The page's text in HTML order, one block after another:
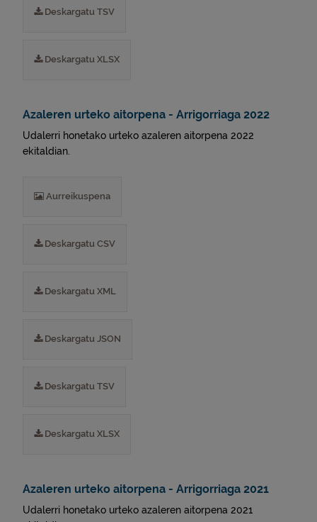
Deskargatu TSV
Deskargatu XLSX
Azaleren urteko aitorpena - Arrigorriaga 2022
Udalerri honetako urteko azaleren aitorpena 2022
ekitaldian.
Aurreikuspena
Deskargatu CSV
Deskargatu XML
Deskargatu JSON
Deskargatu TSV
Deskargatu XLSX
Azaleren urteko aitorpena - Arrigorriaga 2021
Udalerri honetako urteko azaleren aitorpena 2021